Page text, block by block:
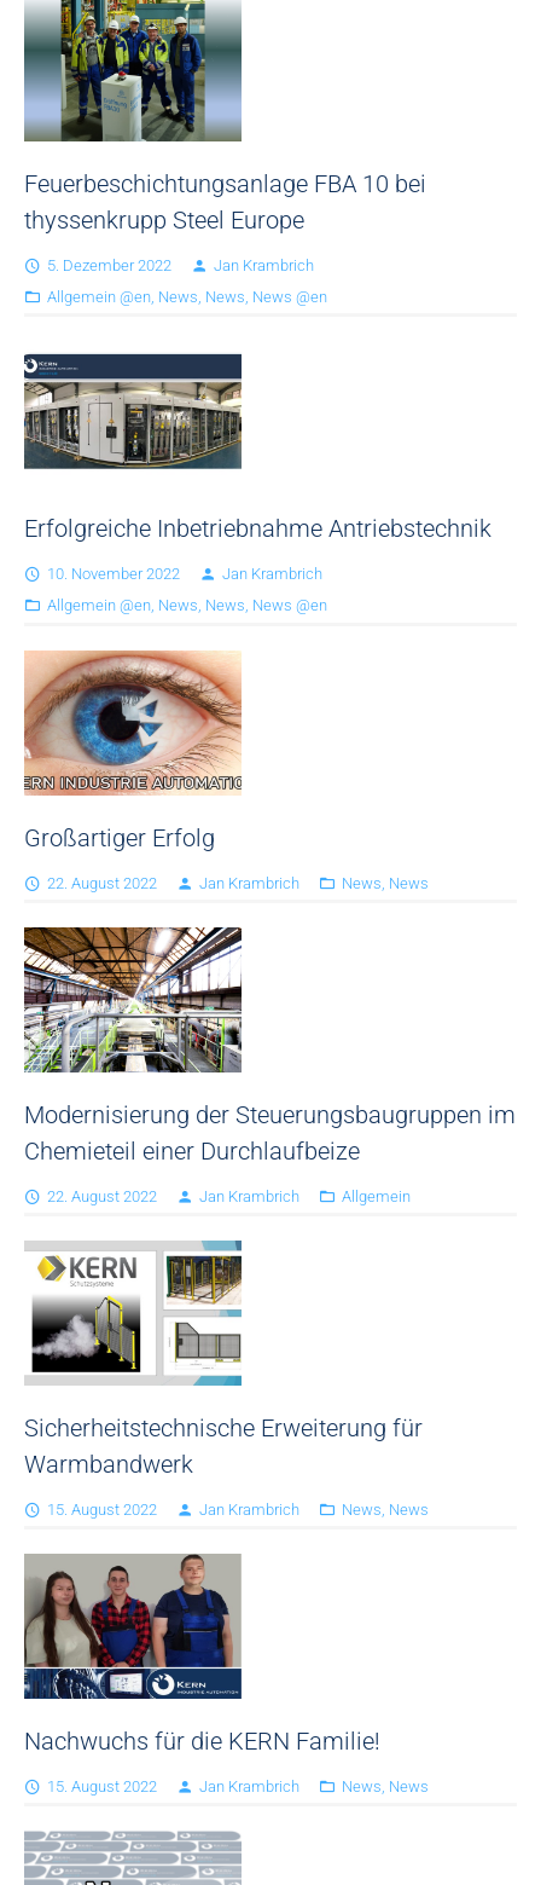
Soziales Engagement
Sekundärmetallurgie
Verfahrenstechnische Anlagen
Drahtbeizanlagen
Feuerbeschichtungsanlage FBA 10 bei
thyssenkrupp Steel Europe
5. Dezember 2022
Jan Krambrich
Allgemein @en, News, News, News @en
Erfolgreiche Inbetriebnahme Antriebstechnik
10. November 2022
Jan Krambrich
Allgemein @en, News, News, News @en
Großartiger Erfolg
22. August 2022 Jan Krambrich News News
Modernisierung der Steuerungsbaugruppen im
Chemieteil einer Durchlaufbeize
22. August 2022 Jan Krambrich Allgemein
Sicherheitstechnische Erweiterung für
Warmbandwerk
15. August 2022 Jan Krambrich News News
Nachwuchs für die KERN Familie!
15. August 2022 Jan Krambrich News, News